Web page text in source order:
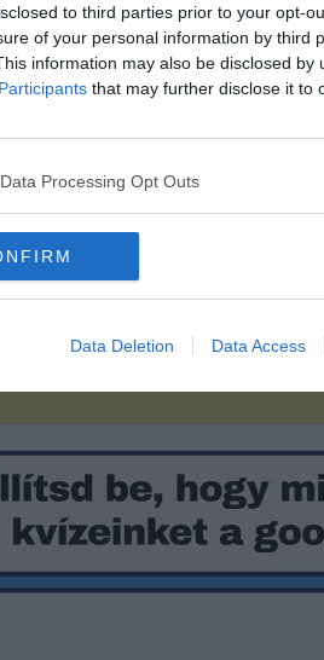
to third parties prior to your opt-
of your personal information by third
information may also be disclosed by
that may further disclose it to
Processing Opt Outs
Data Deletion Data Access